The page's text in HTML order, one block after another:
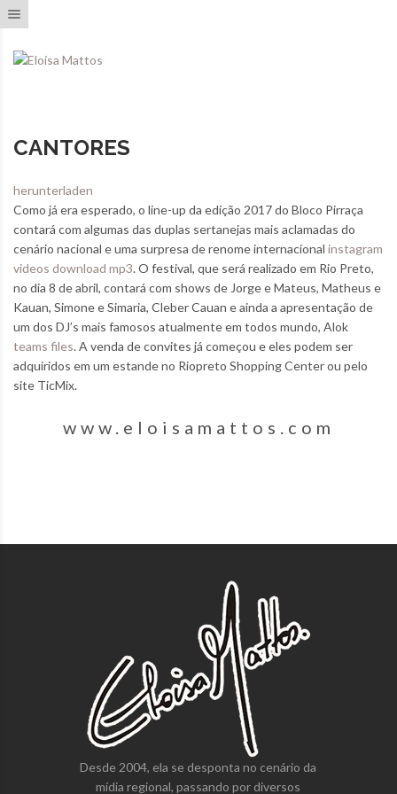
CANTORES
herunterladen
Como já era esperado, o line-up da edição 2017 do Bloco Pirraça
contará com algumas das duplas sertanejas mais aclamadas do
cenário nacional e uma surpresa de renome internacional instagram
videos download mp3. O festival, que será realizado em Rio Preto,
no dia 8 de abril, contará com shows de Jorge e Mateus, Matheus e
Kauan, Simone e Simaria, Cleber Cauan e ainda a apresentação de
um dos DJ’s mais famosos atualmente em todos mundo, Alok
teams files. A venda de convites já começou e eles podem ser
adquiridos em um estande no Riopreto Shopping Center ou pelo
site TicMix.
www.eloisamattos.com
Desde 2004, ela se desponta no cenário da
mídia regional, passando por diversos